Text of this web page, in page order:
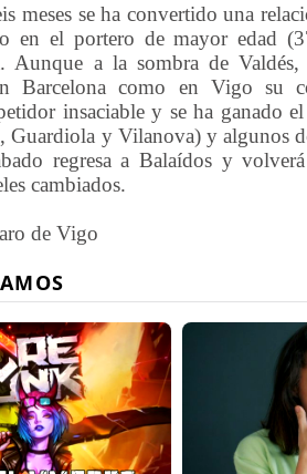
meses se ha convertido una
en el portero de mayor edad
Aunque a la sombra de
Barcelona como en Vigo su
insaciable y se ha ganado el
Guardiola y Vilanova) y algunos
regresa a Balaídos y
cambiados.
de Vigo